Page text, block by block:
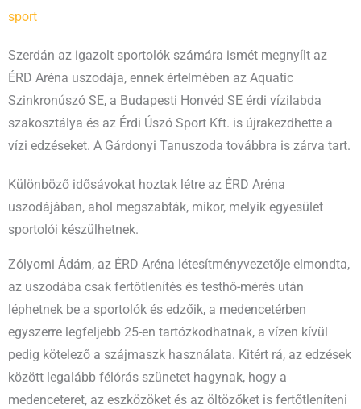
sport
Szerdán az igazolt sportolók számára ismét megnyílt az
ÉRD Aréna uszodája, ennek értelmében az Aquatic
Szinkronúszó SE, a Budapesti Honvéd SE érdi vízilabda
szakosztálya és az Érdi Úszó Sport Kft. is újrakezdhette a
vízi edzéseket. A Gárdonyi Tanuszoda továbbra is zárva tart.
Különböző idősávokat hoztak létre az ÉRD Aréna
uszodájában, ahol megszabták, mikor, melyik egyesület
sportolói készülhetnek.
Zólyomi Ádám, az ÉRD Aréna létesítményvezetője elmondta,
az uszodába csak fertőtlenítés és testhő-mérés után
léphetnek be a sportolók és edzőik, a medencetérben
egyszerre legfeljebb 25-en tartózkodhatnak, a vízen kívül
pedig kötelező a szájmaszk használata. Kitért rá, az edzések
között legalább félórás szünetet hagynak, hogy a
medenceteret, az eszközöket és az öltözőket is fertőtleníteni